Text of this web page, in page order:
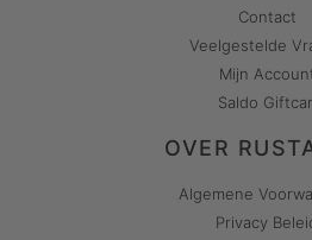
Contact
Veelgestelde
Mijn
Saldo
OVER
Algemene
Privacy